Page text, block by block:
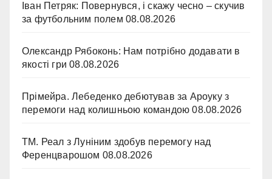
Іван Петряк: Повернувся, і скажу чесно – скучив
за футбольним полем 08.08.2026
Олександр Рябоконь: Нам потрібно додавати в
якості гри 08.08.2026
Прімейра. Лебеденко дебютував за Ароуку з
перемоги над колишньою командою 08.08.2026
ТМ. Реал з Луніним здобув перемогу над
Ференцварошом 08.08.2026